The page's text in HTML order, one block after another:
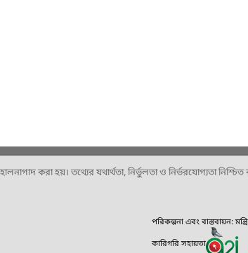
করা হয়। তথ্যের যথার্থতা, নির্ভুলতা ও নির্ভরযোগ্যতা নিশ্চিত
পরিকল্পনা এবং বাস্তবায়ন:
কারিগরি সহায়তা